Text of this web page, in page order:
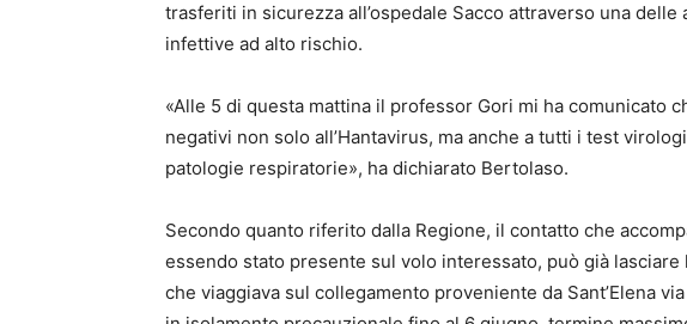
trasferiti in sicurezza all’ospedale Sacco attraverso una
infettive ad alto rischio.
«Alle 5 di questa mattina il professor Gori mi ha comunicato
negativi non solo all’Hantavirus, ma anche a tutti i test
patologie respiratorie», ha dichiarato Bertolaso.
Secondo quanto riferito dalla Regione, il contatto che
essendo stato presente sul volo interessato, può già
che viaggiava sul collegamento proveniente da Sant’Elena